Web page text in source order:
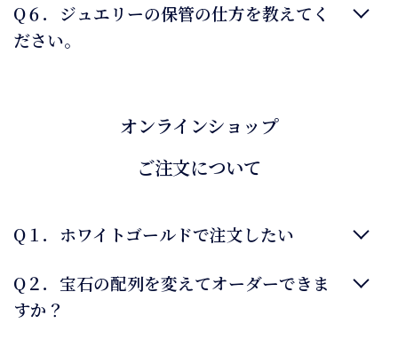
Q６．ジュエリーの保管の仕方を教えてく
ださい。
オンラインショップ
ご注文について
Q１．ホワイトゴールドで注文したい
Q２．宝石の配列を変えてオーダーできま
すか？